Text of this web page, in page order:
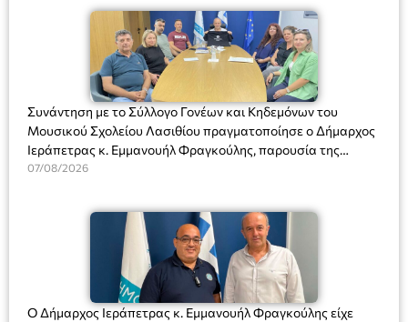
Συνάντηση με το Σύλλογο Γονέων και Κηδεμόνων του
Μουσικού Σχολείου Λασιθίου πραγματοποίησε ο Δήμαρχος
Ιεράπετρας κ. Εμμανουήλ Φραγκούλης, παρουσία της
Διευθύντριας του σχολείου κας Μαριάννας Χαΐτα.
07/08/2026
Ο Δήμαρχος Ιεράπετρας κ. Εμμανουήλ Φραγκούλης είχε